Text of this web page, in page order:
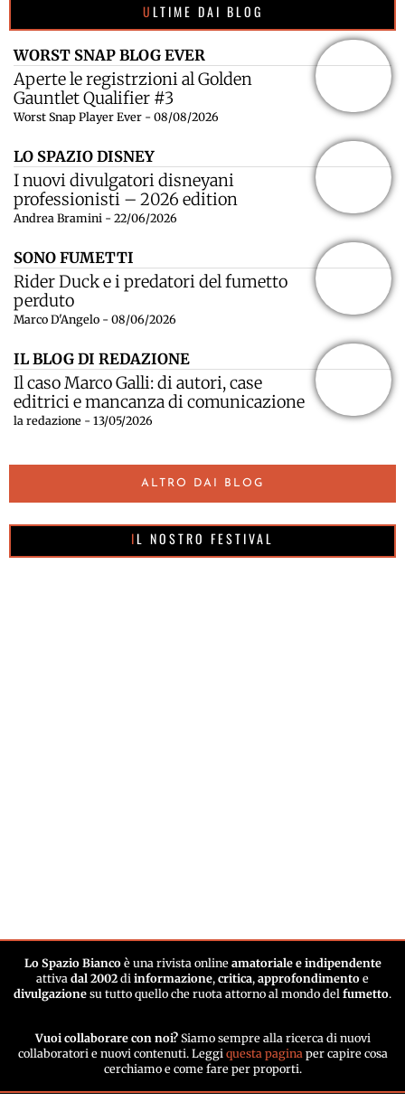
ULTIME DAI BLOG
WORST SNAP BLOG EVER
Aperte le registrzioni al Golden
Gauntlet Qualifier #3
Worst Snap Player Ever - 08/08/2026
LO SPAZIO DISNEY
I nuovi divulgatori disneyani
professionisti – 2026 edition
Andrea Bramini - 22/06/2026
SONO FUMETTI
Rider Duck e i predatori del fumetto
perduto
Marco D'Angelo - 08/06/2026
IL BLOG DI REDAZIONE
Il caso Marco Galli: di autori, case
editrici e mancanza di comunicazione
la redazione - 13/05/2026
ALTRO DAI BLOG
IL NOSTRO FESTIVAL
Lo Spazio Biancoè una rivista online amatoriale e indipendente
attiva dal 2002 di informazione, critica, approfondimento e
divulgazione su tutto quello che ruota attorno al mondo del fumetto.
Vuoi collaborare con noi? Siamo sempre alla ricerca di nuovi
collaboratori e nuovi contenuti. Leggi questa pagina per capire cosa
cerchiamo e come fare per proporti.